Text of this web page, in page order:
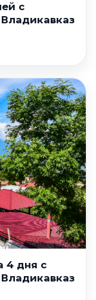
с
4 дня с